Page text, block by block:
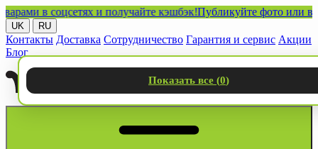
в соцсетях и получайте кэшбэк!Публикуйте фото или видео
UK RU
Контакты Доставка Сотрудничество Гарантия и сервис Акции
Блог
Показать все (0)